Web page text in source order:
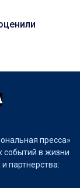
пресса»
событий в жизни
партнерства: